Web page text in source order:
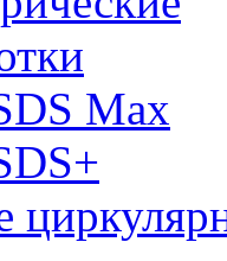
Max